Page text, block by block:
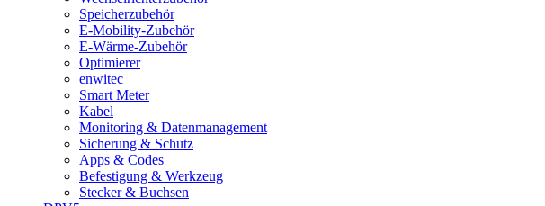
Speicherzubehör
E-Mobility-Zubehör
E-Wärme-Zubehör
Optimierer
enwitec
Smart Meter
Kabel
Monitoring & Datenmanagement
Sicherung & Schutz
Apps & Codes
Befestigung & Werkzeug
Stecker & Buchsen